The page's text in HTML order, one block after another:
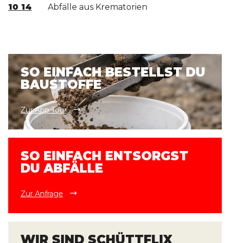
10 14 Abfälle aus Krematorien
SO EINFACH BESTELLST DU
BAUSTOFFE
Zur App Tour
SO EINFACH ENTSORGST
DU ABFÄLLE
Zur Anfrage
WIR SIND SCHÜTTFLIX